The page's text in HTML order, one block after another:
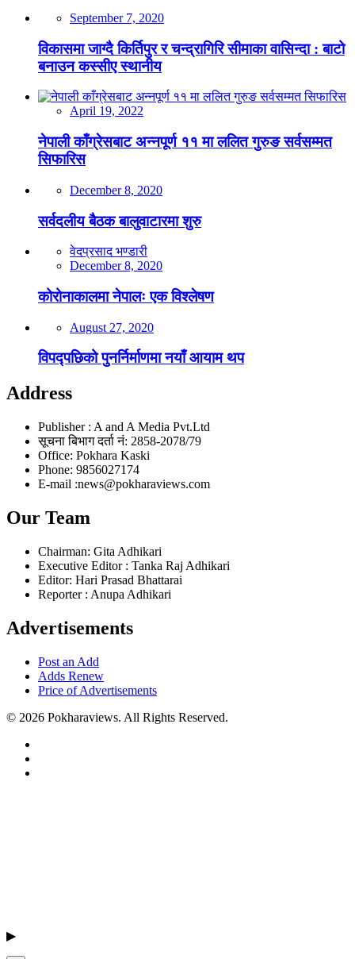
September 7, 2020
विकासमा जाग्दै किर्तिपुर र चन्द्रागिरि सीमाका वासिन्दा : बाटो
बनाउन कस्सीए स्थानीय
April 19, 2022
नेपाली काँग्रेसबाट अन्नपूर्ण ११ मा ललित गुरुङ सर्वसम्मत
सिफारिस
December 8, 2020
सर्वदलीय बैठक बालुवाटारमा शुरु
वेदप्रसाद भण्डारी
December 8, 2020
कोरोनाकालमा नेपालः एक विश्लेषण
August 27, 2020
विपद्पछिको पुनर्निर्माणमा नयाँ आयाम थप
Address
Publisher : A and A Media Pvt.Ltd
सूचना बिभाग दर्ता नं: 2858-2078/79
Office: Pokhara Kaski
Phone: 9856027174
E-mail :news@pokharaviews.com
Our Team
Chairman: Gita Adhikari
Executive Editor : Tanka Raj Adhikari
Editor: Hari Prasad Bhattarai
Reporter : Anupa Adhikari
Advertisements
Post an Add
Adds Renew
Price of Advertisements
© 2026 Pokharaviews. All Rights Reserved.
▶